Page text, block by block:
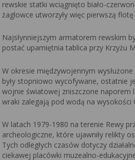
rewskie statki wciągnięto biało-
żaglowce utworzyły więc pierwszą
Najsłynniejszym armatorem rewskim
postać upamiętnia tablica przy Krzyżu
W okresie międzywojennym
były stopniowo wycofywane, ostatnie
wojnie światowej zniszczone naporem
wraki zalegają pod wodą na wysokości
W latach 1979-1980 na terenie Rewy
archeologiczne, które ujawniły relikty
Tych odległych czasów dotyczy
ciekawej placówki muzealno-